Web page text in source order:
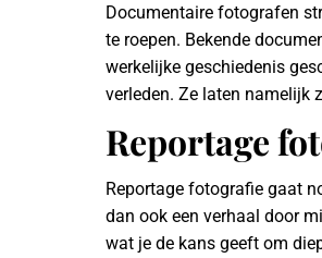
Documentaire fotografen
te roepen. Bekende
werkelijke geschiedenis
verleden. Ze laten namelijk
Reportage
Reportage fotografie gaat
dan ook een verhaal door
wat je de kans geeft om